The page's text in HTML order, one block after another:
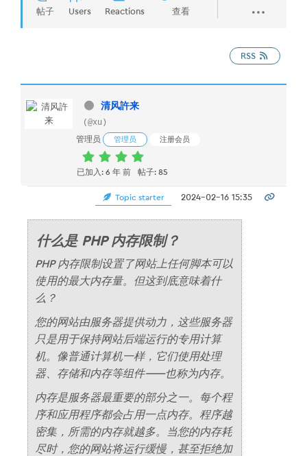
帖子 Users Reactions 查看
RSS
清风許来
(@xu)
管理员 管理员 注册会员
已加入: 6 年 前 帖子: 85
Topic starter 2024-02-16 15:35
什么是 PHP 内存限制？
PHP 内存限制设置了网站上任何脚本可以
使用的最大内存量。但这到底意味着什
么？
您的网站由服务器提供动力，这些服务器
只是用于保持网站后端运行的专用计算
机。像普通计算机一样，它们使用处理
器、存储和内存等组件——也称为内存。
内存是服务器最重要的部分之一。每个程
序和应用程序都会占用一点内存。程序越
密集，所需的内存就越多。当您的内存耗
尽时，您的网站将运行缓慢，甚至拒绝加